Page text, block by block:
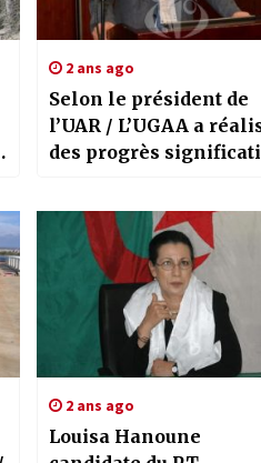
2 ans ago
Selon le président de
l’UAR / L’UGAA a
des progrès
l’Algérie
2 ans ago
Louisa Hanoune